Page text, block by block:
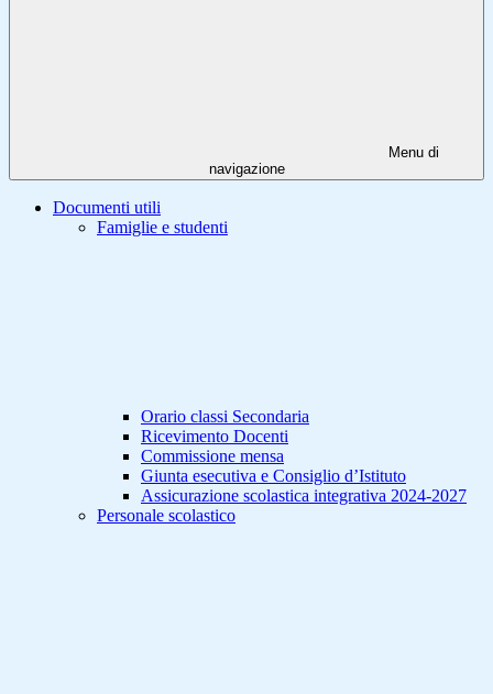
Menu di
navigazione
Documenti utili
Famiglie e studenti
Orario classi Secondaria
Ricevimento Docenti
Commissione mensa
Giunta esecutiva e Consiglio d’Istituto
Assicurazione scolastica integrativa 2024-2027
Personale scolastico